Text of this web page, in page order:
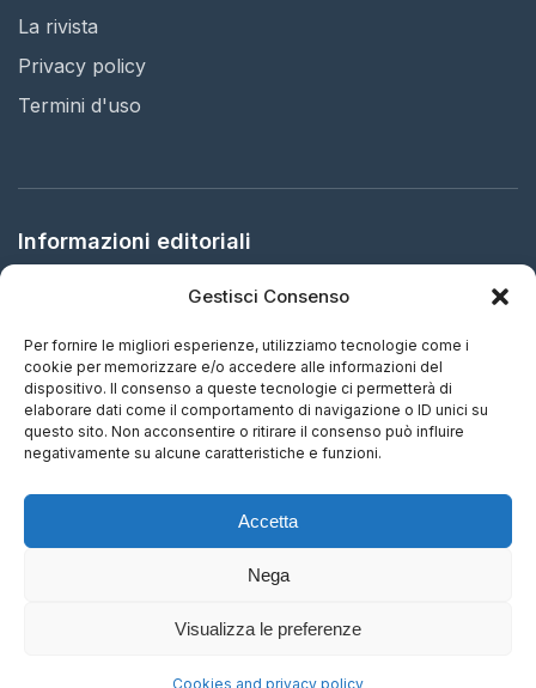
Gestisci Consenso
Per fornire le migliori esperienze, utilizziamo tecnologie come i
cookie per memorizzare e/o accedere alle informazioni del
dispositivo. Il consenso a queste tecnologie ci permetterà di
elaborare dati come il comportamento di navigazione o ID unici su
questo sito. Non acconsentire o ritirare il consenso può influire
negativamente su alcune caratteristiche e funzioni.
Accetta
Nega
Visualizza le preferenze
Cookies and privacy policy
La rivista
Privacy policy
Termini d'uso
Informazioni editoriali
Editore:Arbitration in Italy Ltd.
Kingdom
ISSN:2732-5695 (IT) - 2732-5687 (EN)
Periodicità:Aggiornamento continuo